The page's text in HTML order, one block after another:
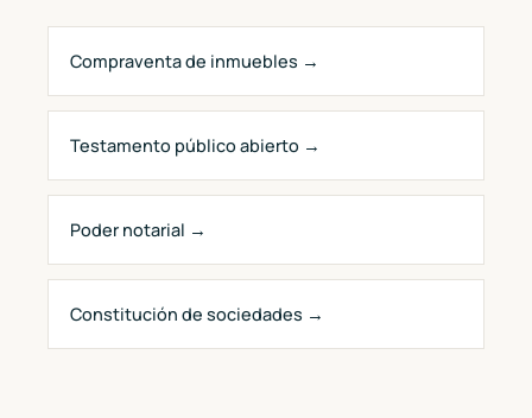
Compraventa de inmuebles →
Testamento público abierto →
Poder notarial →
Constitución de sociedades →